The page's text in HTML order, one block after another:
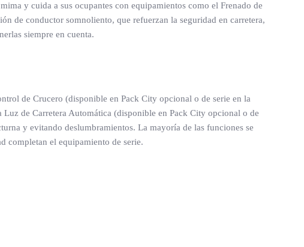
y cuida a sus ocupantes con equipamientos como el Frenado de
de conductor somnoliento, que refuerzan la seguridad en carretera,
siempre en cuenta.
de Crucero (disponible en Pack City opcional o de serie en la
de Carretera Automática (disponible en Pack City opcional o de
y evitando deslumbramientos. La mayoría de las funciones se
completan el equipamiento de serie.